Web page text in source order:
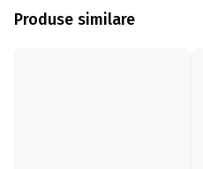
Produse similare